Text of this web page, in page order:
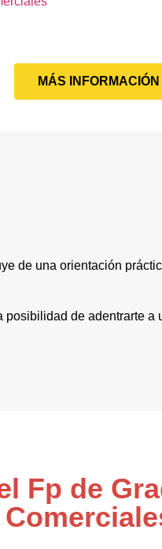
MÁS INFORMACIÓN
de una orientación
de adentrarte a
Fp de